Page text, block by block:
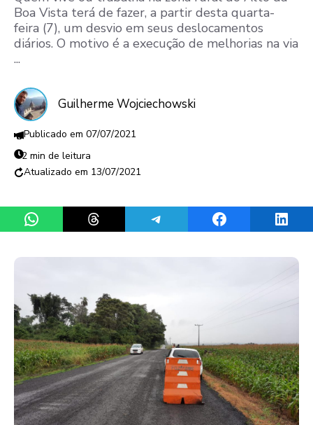
Boa Vista terá de fazer, a partir desta quarta-
feira (7), um desvio em seus deslocamentos
diários. O motivo é a execução de melhorias na via
...
Guilherme Wojciechowski
07/07/2021
2 min de leitura
13/07/2021
Share on WhatsAppShare on ThreadsShare on TelegramShare on Facebook